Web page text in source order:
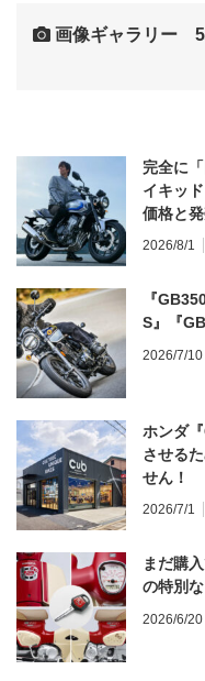
画像ギャラリー
完全に
イキッ
価格と
2026/8/1
『
S』『
2026/7/10
ホンダ
させる
せん！
2026/7/1
まだ購
の特別
2026/6/20